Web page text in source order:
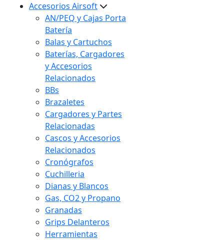
Accesorios Airsoft
AN/PEQ y Cajas Porta
Batería
Balas y Cartuchos
Baterías, Cargadores
y Accesorios
Relacionados
BBs
Brazaletes
Cargadores y Partes
Relacionadas
Cascos y Accesorios
Relacionados
Cronógrafos
Cuchilleria
Dianas y Blancos
Gas, CO2 y Propano
Granadas
Grips Delanteros
Herramientas